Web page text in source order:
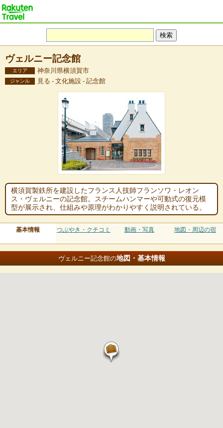
ヴェルニー記念館
エリア 神奈川県横須賀市
ジャンル 見る - 文化施設 - 記念館
横須賀製鉄所を建設したフランス人技師フランソワ・レオン
ス・ヴェルニーの記念館。スチームハンマーや可動式の復元模
型が展示され、仕組みや原理がわかりやすく説明されている。
基本情報 つぶやき・クチコミ 動画・写真 地図・周辺の宿
ヴェルニー記念館の地図・基本情報